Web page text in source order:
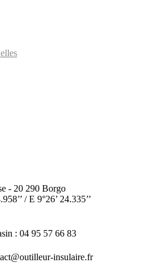
- 20 290 Borgo
/ E 9°26’ 24.335’’
: 04 95 57 66 83
insulaire.fr